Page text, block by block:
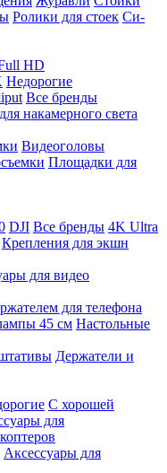
Ролики для стоек Си-
HD
Недорогие
Все бренды
накамерного света
Видеоголовы
Площадки для
DJI Все бренды 4K Ultra
Крепления для экшн
для видео
для телефона
45 см Настольные
Держатели и
С хорошей
для
Аксессуары для